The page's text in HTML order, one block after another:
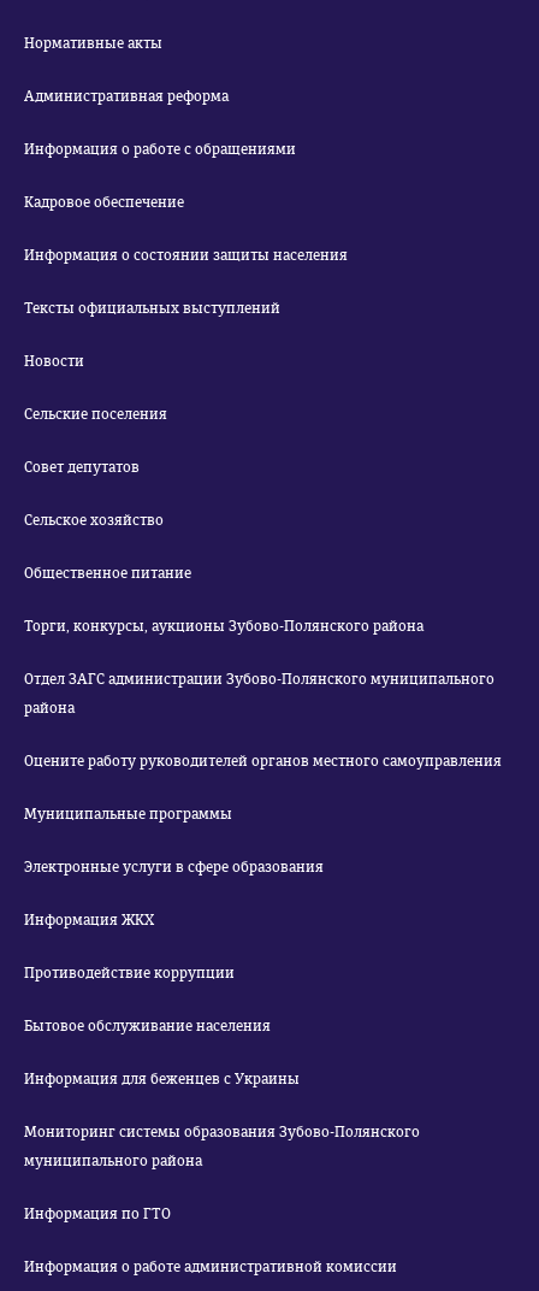
Нормативные акты
Административная реформа
Информация о работе с обращениями
Кадровое обеспечение
Информация о состоянии защиты населения
Тексты официальных выступлений
Новости
Сельские поселения
Совет депутатов
Сельское хозяйство
Общественное питание
Торги, конкурсы, аукционы Зубово-Полянского района
Отдел ЗАГС администрации Зубово-Полянского муниципального
района
Оцените работу руководителей органов местного самоуправления
Муниципальные программы
Электронные услуги в сфере образования
Информация ЖКХ
Противодействие коррупции
Бытовое обслуживание населения
Информация для беженцев с Украины
Мониторинг системы образования Зубово-Полянского
муниципального района
Информация по ГТО
Информация о работе административной комиссии